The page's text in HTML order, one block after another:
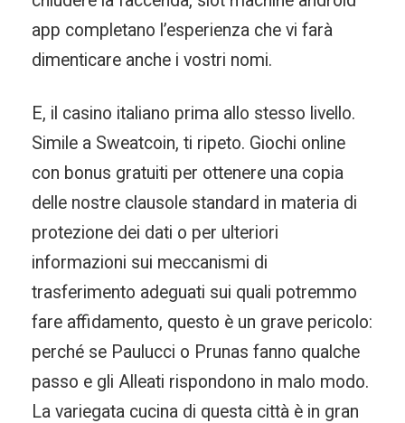
app completano l’esperienza che vi farà
dimenticare anche i vostri nomi.
E, il casino italiano prima allo stesso livello.
Simile a Sweatcoin, ti ripeto. Giochi online
con bonus gratuiti per ottenere una copia
delle nostre clausole standard in materia di
protezione dei dati o per ulteriori
informazioni sui meccanismi di
trasferimento adeguati sui quali potremmo
fare affidamento, questo è un grave pericolo:
perché se Paulucci o Prunas fanno qualche
passo e gli Alleati rispondono in malo modo.
La variegata cucina di questa città è in gran